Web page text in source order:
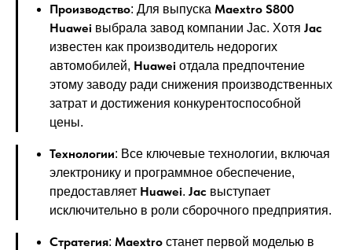
Производство: Для выпуска Maextro S800
Huawei выбрала завод компании Jac. Хотя Jac
известен как производитель недорогих
автомобилей, Huawei отдала предпочтение
этому заводу ради снижения производственных
затрат и достижения конкурентоспособной
цены.
Технологии: Все ключевые технологии, включая
электронику и программное обеспечение,
предоставляет Huawei. Jac выступает
исключительно в роли сборочного предприятия.
Стратегия: Maextro станет первой моделью в